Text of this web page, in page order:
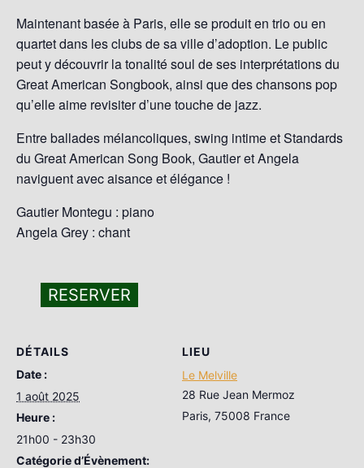
Maintenant basée à Paris, elle se produit en trio ou en
quartet dans les clubs de sa ville d’adoption. Le public
peut y découvrir la tonalité soul de ses interprétations du
Great American Songbook, ainsi que des chansons pop
qu’elle aime revisiter d’une touche de jazz.
Entre ballades mélancoliques, swing intime et Standards
du Great American Song Book, Gautier et Angela
naviguent avec aisance et élégance !
Gautier Montegu : piano
Angela Grey : chant
RESERVER
DÉTAILS
Date :
1 août 2025
Heure :
21h00 - 23h30
Catégorie d’Évènement:
LIEU
Le Melville
28 Rue Jean Mermoz
Paris, 75008 France